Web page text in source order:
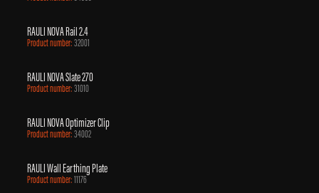
RAULI NOVA Rail 2.4
Product number:32001
RAULI NOVA Slate 270
Product number:31010
RAULI NOVA Optimizer Clip
Product number:34002
RAULI Wall Earthing Plate
Product number:11176